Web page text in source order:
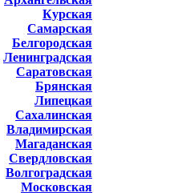
Курская
Самарская
Белгородская
Ленинградская
Саратовская
Брянская
Липецкая
Сахалинская
Владимирская
Магаданская
Свердловская
Волгоградская
Московская